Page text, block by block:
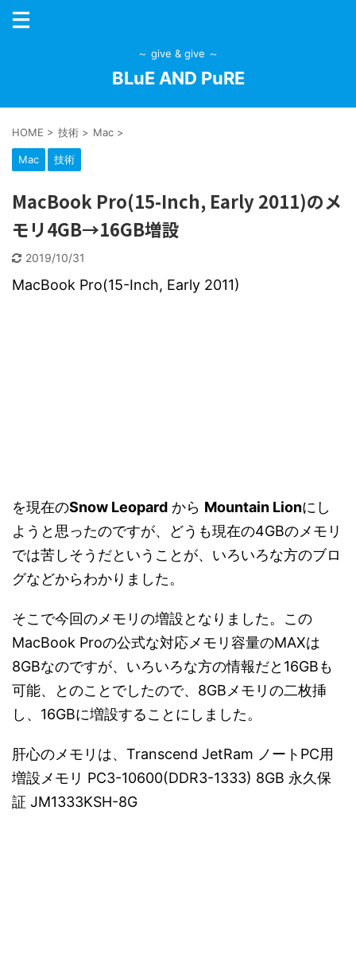
～ give & give ～
BLuE AND PuRE
HOME > 技術 > Mac >
Mac 技術
MacBook Pro(15-Inch, Early 2011)のメ
モリ4GB→16GB増設
2019/10/31
MacBook Pro(15-Inch, Early 2011)
を現在のSnow Leopard から Mountain Lionにし
ようと思ったのですが、どうも現在の4GBのメモリ
では苦しそうだということが、いろいろな方のブロ
グなどからわかりました。
そこで今回のメモリの増設となりました。この
MacBook Proの公式な対応メモリ容量のMAXは
8GBなのですが、いろいろな方の情報だと16GBも
可能、とのことでしたので、8GBメモリの二枚挿
し、16GBに増設することにしました。
肝心のメモリは、Transcend JetRam ノートPC用
増設メモリ PC3-10600(DDR3-1333) 8GB 永久保
証 JM1333KSH-8G